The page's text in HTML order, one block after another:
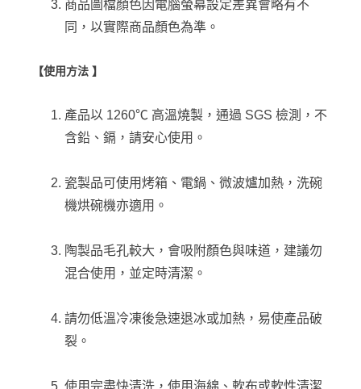
商品圖檔顏色因電腦螢幕設定差異會略有不
同，以實際商品顏色為準。
【使用方法 】
產品以 1260℃ 高溫燒製，通過 SGS 檢測，不
含鉛、鎘，請安心使用。
瓷製品可使用烤箱、電鍋、微波爐加熱，洗碗
機烘碗機亦適用。
陶製品毛孔較大，會吸附顏色與味道，建議勿
混合使用，並定時清潔。
請勿低溫冷凍後急速退冰或加熱，易使產品破
裂。
使用完盡快清洗，使用海綿、軟布或軟性清潔